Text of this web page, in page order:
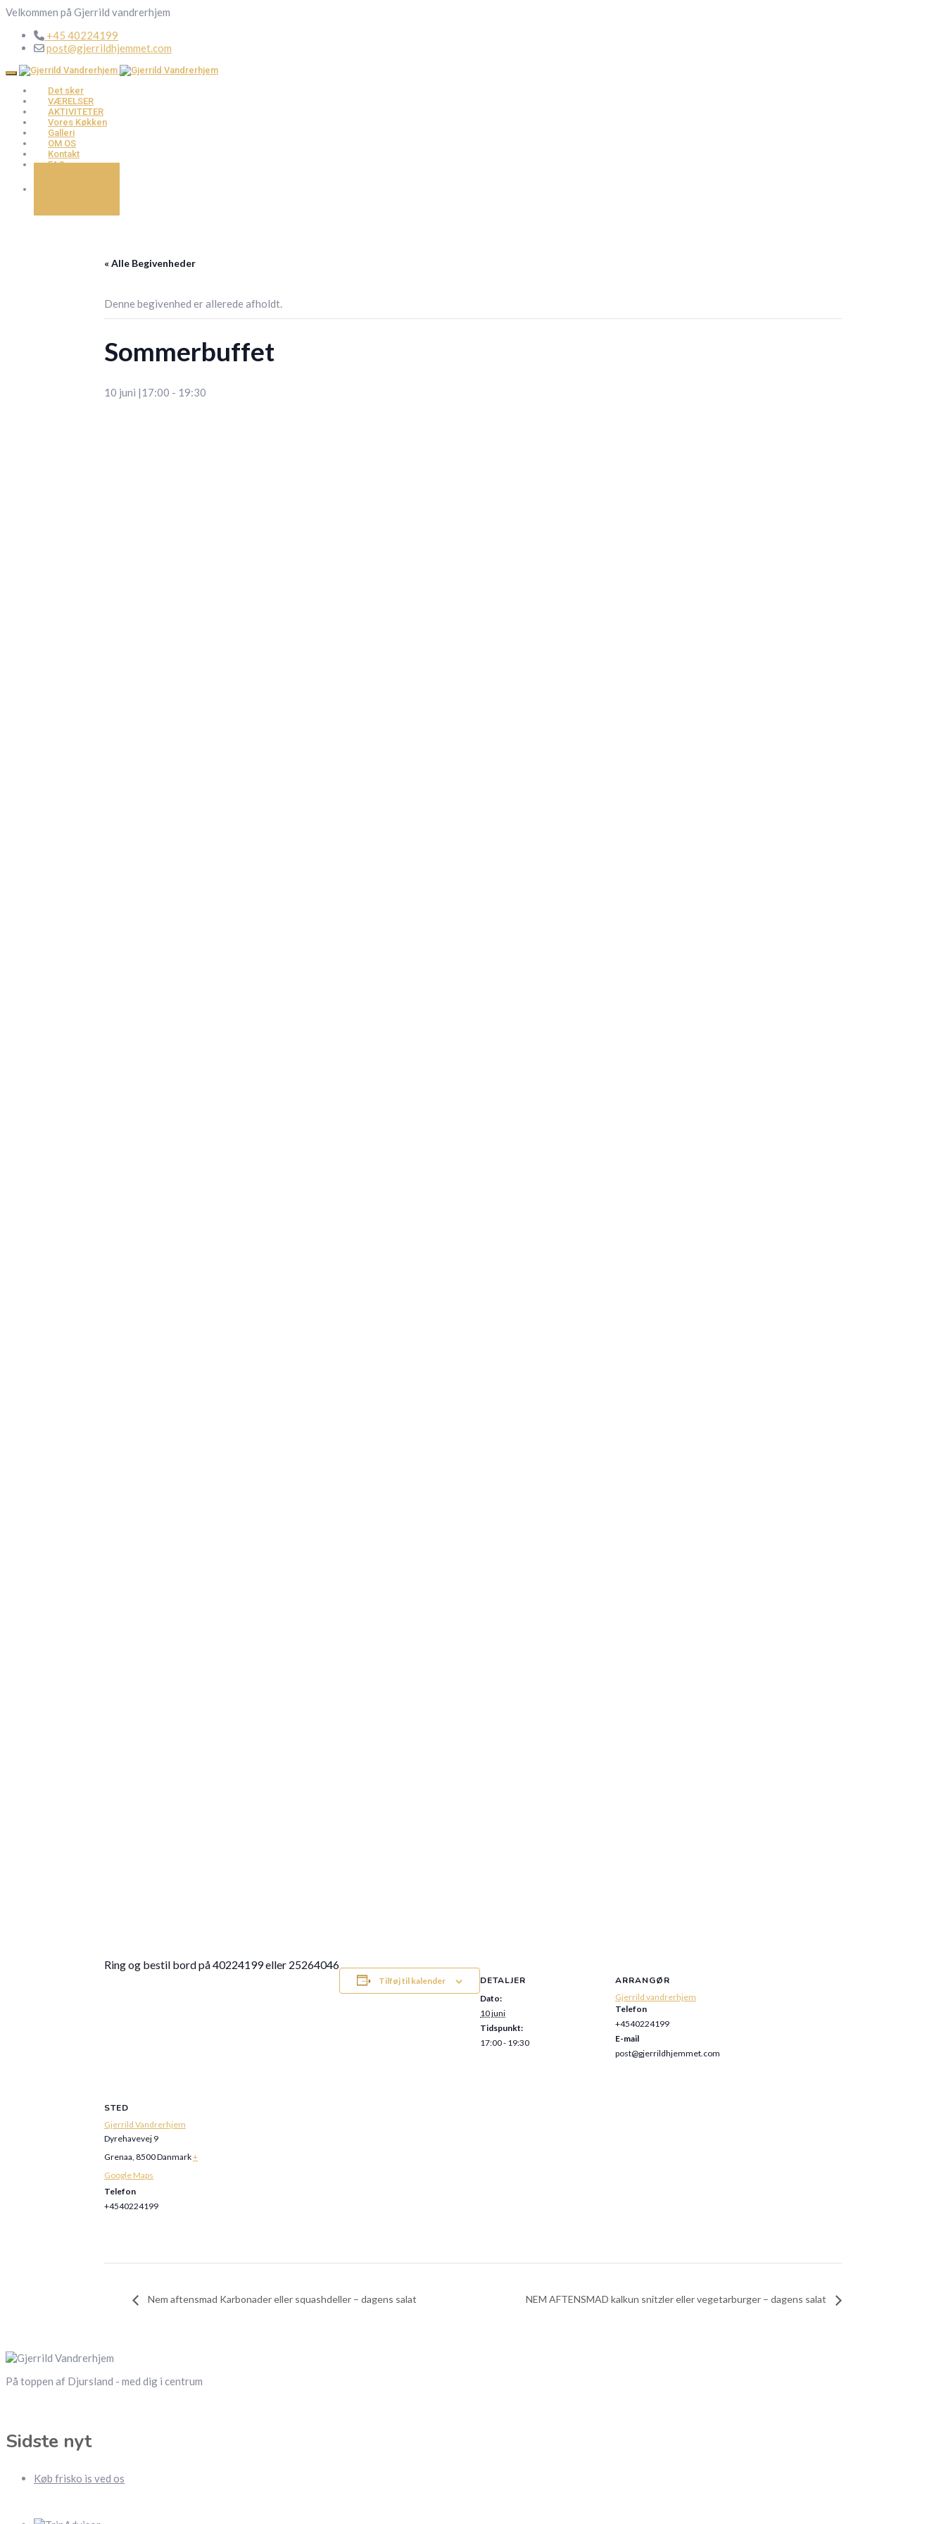
Velkommen på Gjerrild vandrerhjem
+45 40224199
post@gjerrildhjemmet.com
Det sker
VÆRELSER
AKTIVITETER
Vores Køkken
Galleri
OM OS
Kontakt
FAQ
« Alle Begivenheder
Denne begivenhed er allerede afholdt.
Sommerbuffet
10 juni |17:00 - 19:30
Ring og bestil bord på 40224199 eller 25264046
Tilføj til kalender DETALJER
Dato:
10 juni
Tidspunkt:
17:00 - 19:30
ARRANGØR
Gjerrild vandrerhjem
Telefon
+4540224199
E-mail
post@gjerrildhjemmet.com
STED
Gjerrild Vandrerhjem
Dyrehavevej 9
Grenaa 8500Danmark+
Google Maps
Telefon
+4540224199
Nem aftensmad Karbonader eller squashdeller – dagens salat NEM AFTENSMAD kalkun snitzler eller vegetarburger – dagens salat
På toppen af Djursland - med dig i centrum
Sidste nyt
Køb frisko is ved os